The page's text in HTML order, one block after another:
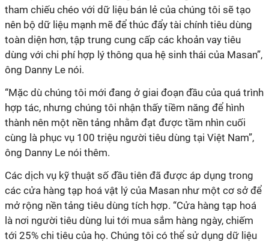
tham chiếu chéo với dữ liệu bán lẻ của chúng tôi sẽ tạo
nên bộ dữ liệu mạnh mẽ để thúc đẩy tài chính tiêu dùng
toàn diện hơn, tập trung cung cấp các khoản vay tiêu
dùng với chi phí hợp lý thông qua hệ sinh thái của Masan”,
ông Danny Le nói.
“Mặc dù chúng tôi mới đang ở giai đoạn đầu của quá trình
hợp tác, nhưng chúng tôi nhận thấy tiềm năng để hình
thành nên một nền tảng nhằm đạt được tầm nhìn cuối
cùng là phục vụ 100 triệu người tiêu dùng tại Việt Nam”,
ông Danny Le nói thêm.
Các dịch vụ kỹ thuật số đầu tiên đã được áp dụng trong
các cửa hàng tạp hoá vật lý của Masan như một cơ sở để
mở rộng nền tảng tiêu dùng tích hợp. “Cửa hàng tạp hoá
là nơi người tiêu dùng lui tới mua sắm hàng ngày, chiếm
tới 25% chi tiêu của họ. Chúng tôi có thể sử dụng dữ liệu